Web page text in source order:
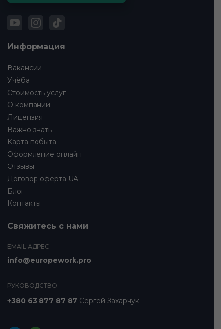
Информация
Вакансии
Учёба
Стоимость услуг
О компании
Лицензия
Важно знать
Карта побыта
Оформление онлайн
Отзывы
Договор оферта UA
Блог
Контакты
Свяжитесь с нами
EMAIL АДРЕС
info@europework.pro
РУКОВОДСТВО
+380 63 877 87 87 Сергей Захарчук